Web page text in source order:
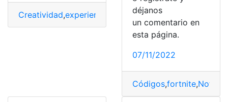
Creatividad,experiencias fortnite,Juegos
déjanos
un comentario en
esta página.
07/11/2022
Códigos,fortnite,